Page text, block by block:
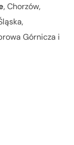
, Chorzów,
Górnicza i